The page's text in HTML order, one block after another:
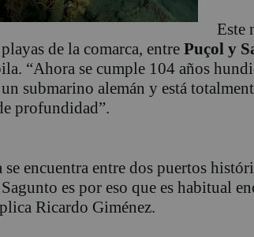
Este
de la comarca, entre Puçol y
“Ahora se cumple 104 años
submarino alemán y está
profundidad”.
se encuentra entre dos puertos
es por eso que es habitual
Ricardo Giménez.